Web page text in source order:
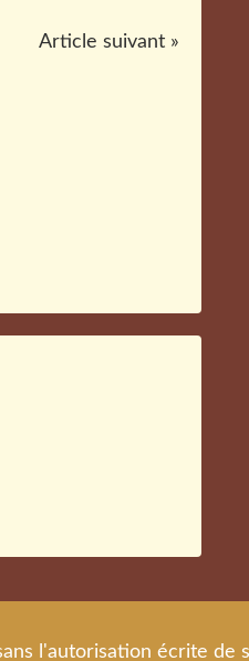
Article suivant »
l'autorisation écrite